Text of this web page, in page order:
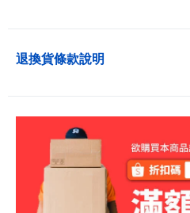
退換貨條款說明